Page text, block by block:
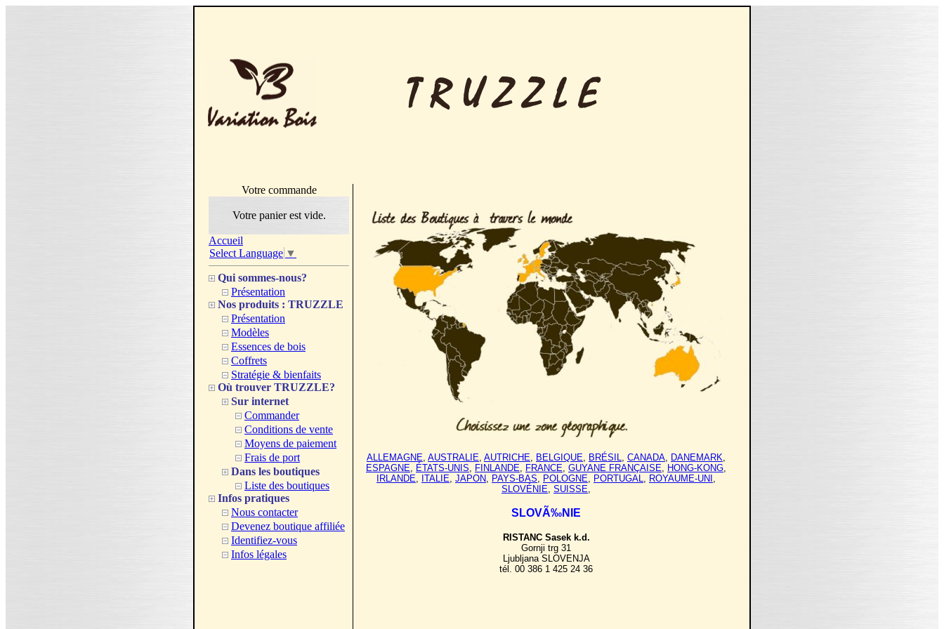
Votre commande
Votre panier est vide.
Accueil
Select Language ▼
Qui sommes-nous?
Présentation
Nos produits : TRUZZLE
Présentation
Modèles
Essences de bois
Coffrets
Stratégie & bienfaits
Où trouver TRUZZLE?
Sur internet
Commander
Conditions de vente
Moyens de paiement
Frais de port
Dans les boutiques
Liste des boutiques
Infos pratiques
Nous contacter
Devenez boutique affiliée
Identifiez-vous
Infos légales
ALLEMAGNE, AUSTRALIE, AUTRICHE, BELGIQUE, BRÉSIL, CANADA, DANEMARK,
ESPAGNE, ÉTATS-UNIS, FINLANDE, FRANCE, GUYANE FRANÇAISE, HONG-KONG,
IRLANDE, ITALIE, JAPON, PAYS-BAS, POLOGNE, PORTUGAL, ROYAUME-UNI ,
SLOVÉNIE, SUISSE,
SLOVÃ‰NIE
RISTANC Sasek k.d.
Gornji trg 31
Ljubljana SLOVENJA
tél. 00 386 1 425 24 36